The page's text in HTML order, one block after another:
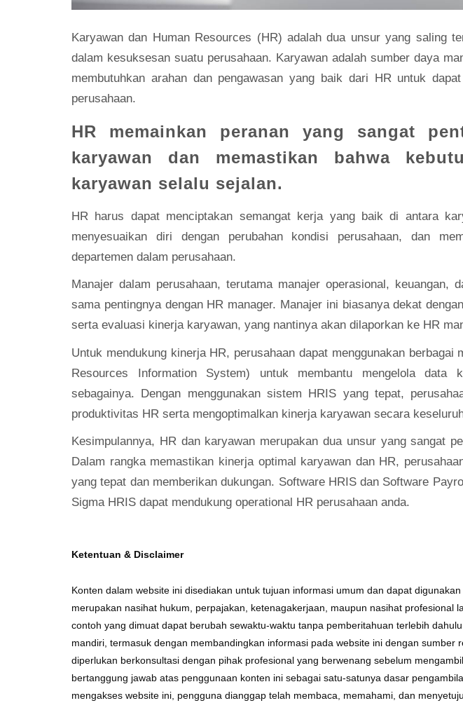
Karyawan dan Human Resources (HR) adalah dua unsur yang saling
dalam kesuksesan suatu perusahaan. Karyawan adalah sumber daya
membutuhkan arahan dan pengawasan yang baik dari HR untuk
perusahaan.
HR memainkan peranan yang sangat
karyawan dan memastikan bahwa
karyawan selalu sejalan.
HR harus dapat menciptakan semangat kerja yang baik di antara
menyesuaikan diri dengan perubahan kondisi perusahaan, dan
departemen dalam perusahaan.
Manajer dalam perusahaan, terutama manajer operasional, keuangan,
sama pentingnya dengan HR manager. Manajer ini biasanya dekat
serta evaluasi kinerja karyawan, yang nantinya akan dilaporkan ke HR
Untuk mendukung kinerja HR, perusahaan dapat menggunakan berbagai
Resources Information System) untuk membantu mengelola data
sebagainya. Dengan menggunakan sistem HRIS yang tepat,
produktivitas HR serta mengoptimalkan kinerja karyawan secara
Kesimpulannya, HR dan karyawan merupakan dua unsur yang sangat
Dalam rangka memastikan kinerja optimal karyawan dan HR,
yang tepat dan memberikan dukungan. Software HRIS dan Software
Sigma HRIS dapat mendukung operational HR perusahaan anda.
Ketentuan & Disclaimer
Konten dalam website ini disediakan untuk tujuan informasi umum dan dapat
merupakan nasihat hukum, perpajakan, ketenagakerjaan, maupun nasihat profesional
contoh yang dimuat dapat berubah sewaktu-waktu tanpa pemberitahuan terlebih
mandiri, termasuk dengan membandingkan informasi pada website ini dengan sumber
diperlukan berkonsultasi dengan pihak profesional yang berwenang sebelum
bertanggung jawab atas penggunaan konten ini sebagai satu-satunya dasar
mengakses website ini, pengguna dianggap telah membaca, memahami, dan